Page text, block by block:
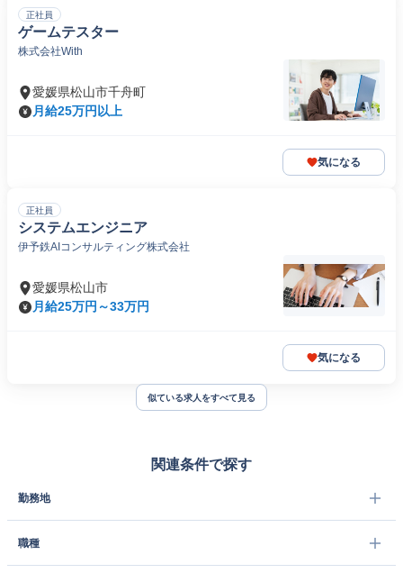
正社員
ゲームテスター
株式会社With
愛媛県松山市千舟町
月給25万円以上
気になる
正社員
システムエンジニア
伊予鉄AIコンサルティング株式会社
愛媛県松山市
月給25万円～33万円
気になる
似ている求人をすべて見る
関連条件で探す
勤務地
職種